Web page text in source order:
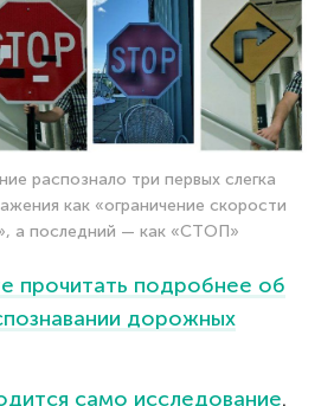
распознало три первых слегка
как «ограничение скорости
а последний — как «СТОП»
прочитать подробнее об
дорожных
само исследование.